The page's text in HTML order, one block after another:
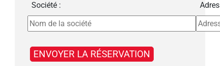
Société :